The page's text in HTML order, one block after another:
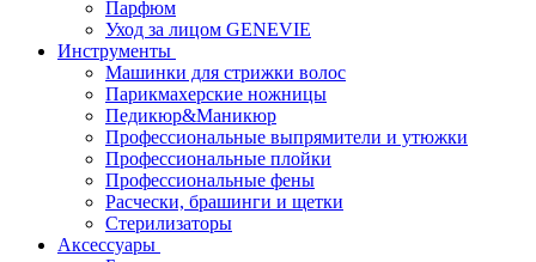
Парфюм
Уход за лицом GENEVIE
Инструменты
Машинки для стрижки волос
Парикмахерские ножницы
Педикюр&Маникюр
Профессиональные выпрямители и утюжки
Профессиональные плойки
Профессиональные фены
Расчески, брашинги и щетки
Стерилизаторы
Аксессуары